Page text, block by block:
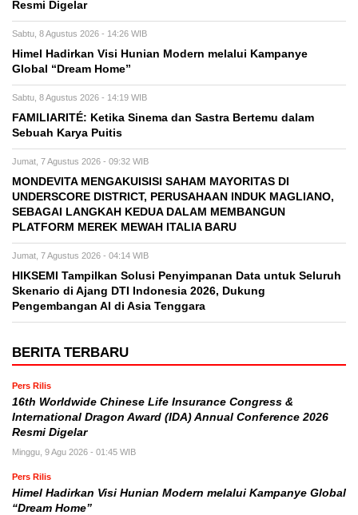
Resmi Digelar
Sabtu, 8 Agustus 2026 - 14:26 WIB
Himel Hadirkan Visi Hunian Modern melalui Kampanye
Global “Dream Home”
Sabtu, 8 Agustus 2026 - 14:19 WIB
FAMILIARITÉ: Ketika Sinema dan Sastra Bertemu dalam
Sebuah Karya Puitis
Jumat, 7 Agustus 2026 - 09:32 WIB
MONDEVITA MENGAKUISISI SAHAM MAYORITAS DI
UNDERSCORE DISTRICT, PERUSAHAAN INDUK MAGLIANO,
SEBAGAI LANGKAH KEDUA DALAM MEMBANGUN
PLATFORM MEREK MEWAH ITALIA BARU
Jumat, 7 Agustus 2026 - 04:14 WIB
HIKSEMI Tampilkan Solusi Penyimpanan Data untuk Seluruh
Skenario di Ajang DTI Indonesia 2026, Dukung
Pengembangan AI di Asia Tenggara
BERITA TERBARU
Pers Rilis
16th Worldwide Chinese Life Insurance Congress &
International Dragon Award (IDA) Annual Conference 2026
Resmi Digelar
Minggu, 9 Agu 2026 - 01:45 WIB
Pers Rilis
Himel Hadirkan Visi Hunian Modern melalui Kampanye Global
“Dream Home”